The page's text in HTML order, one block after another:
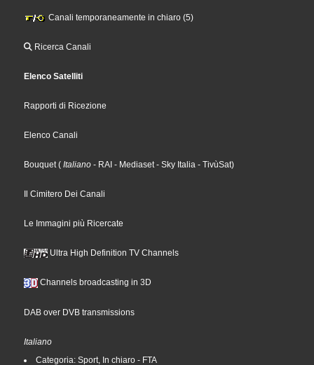
Canali temporaneamente in chiaro (5)
Ricerca Canali
Elenco Satelliti
Rapporti di Ricezione
Elenco Canali
Bouquet( Italiano - RAI - Mediaset- Sky Italia - TivùSat)
Il Cimitero Dei Canali
Le Immagini più Ricercate
Ultra High Definition TV Channels
Channels broadcasting in 3D
DAB over DVB transmissions
Italiano
Categoria: Sport, In chiaro - FTA